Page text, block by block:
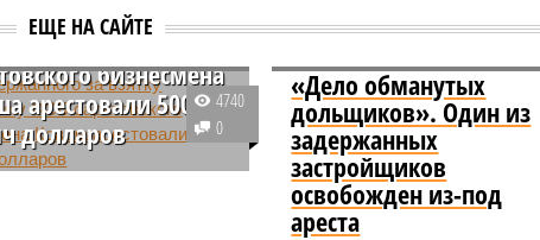
ЕЩЕ НА САЙТЕза взятку
ФСБ
бизнесмена
арестовали 500
долларов
за миллионную
4740
0
«Дело обманутых
дольщиков». Один из
задержанных
застройщиков
освобожден из-под
ареста